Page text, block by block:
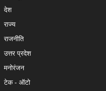
देश
राज्य
राजनीति
उत्तर प्रदेश
मनोरंजन
टेक - ऑटो